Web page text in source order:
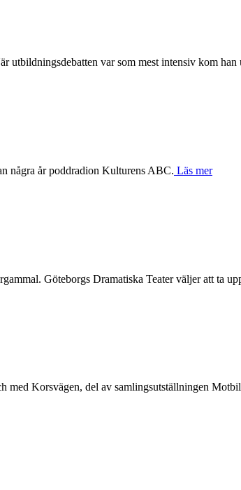
var som mest intensiv kom
några år poddradion Kulturens ABC. Läs mer
Göteborgs Dramatiska Teater väljer att ta
med Korsvägen, del av samlingsutställningen